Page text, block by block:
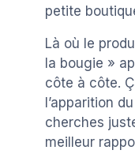
petite
Là où le
la bougie »
côte à côte.
l’apparition
cherches
meilleur